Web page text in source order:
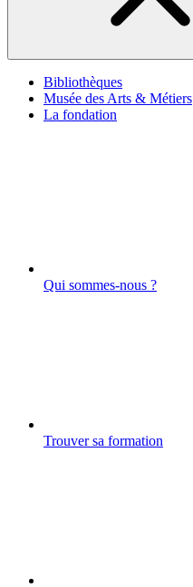
Bibliothèques
Musée des Arts & Métiers
La fondation
Qui sommes-nous ?
Trouver sa formation